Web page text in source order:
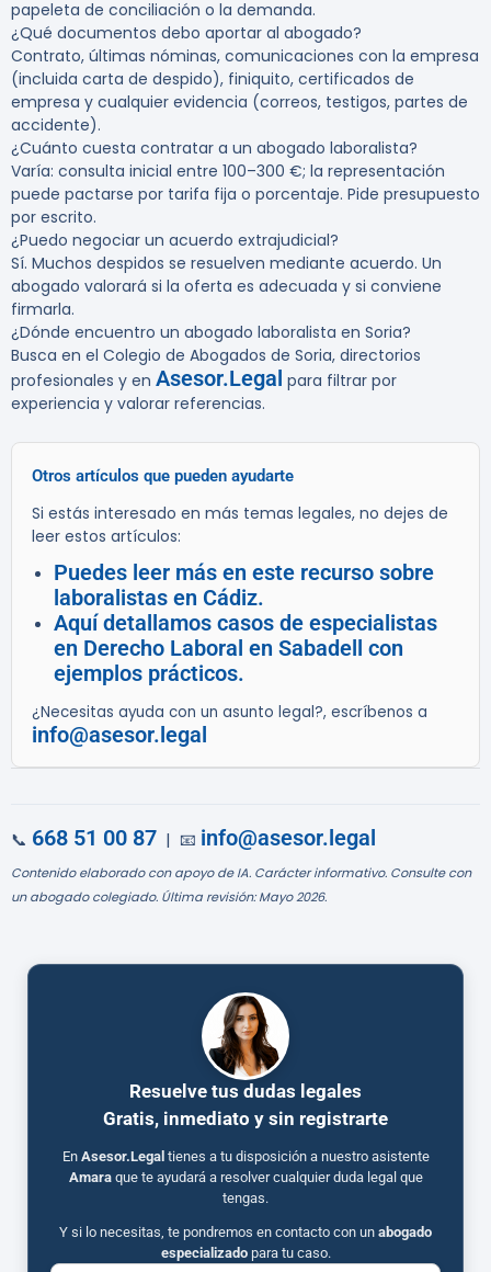
papeleta de conciliación o la demanda.
¿Qué documentos debo aportar al abogado?
Contrato, últimas nóminas, comunicaciones con la empresa
(incluida carta de despido), finiquito, certificados de
empresa y cualquier evidencia (correos, testigos, partes de
accidente).
¿Cuánto cuesta contratar a un abogado laboralista?
Varía: consulta inicial entre 100–300 €; la representación
puede pactarse por tarifa fija o porcentaje. Pide presupuesto
por escrito.
¿Puedo negociar un acuerdo extrajudicial?
Sí. Muchos despidos se resuelven mediante acuerdo. Un
abogado valorará si la oferta es adecuada y si conviene
firmarla.
¿Dónde encuentro un abogado laboralista en Soria?
Busca en el Colegio de Abogados de Soria, directorios
profesionales y en Asesor.Legal para filtrar por
experiencia y valorar referencias.
Otros artículos que pueden ayudarte
Si estás interesado en más temas legales, no dejes de
leer estos artículos:
Puedes leer más en este recurso sobre
laboralistas en Cádiz.
Aquí detallamos casos de especialistas
en Derecho Laboral en Sabadell con
ejemplos prácticos.
¿Necesitas ayuda con un asunto legal?, escríbenos a
info@asesor.legal
📞 668 51 00 87 | 📧 info@asesor.legal
Contenido elaborado con apoyo de IA. Carácter informativo. Consulte con
un abogado colegiado. Última revisión: Mayo 2026.
Resuelve tus dudas legales
Gratis, inmediato y sin registrarte
En Asesor.Legal tienes a tu disposición a nuestro asistente
Amaraque te ayudará a resolver cualquier duda legal que
tengas.
Y si lo necesitas, te pondremos en contacto con un abogado
especializadopara tu caso.